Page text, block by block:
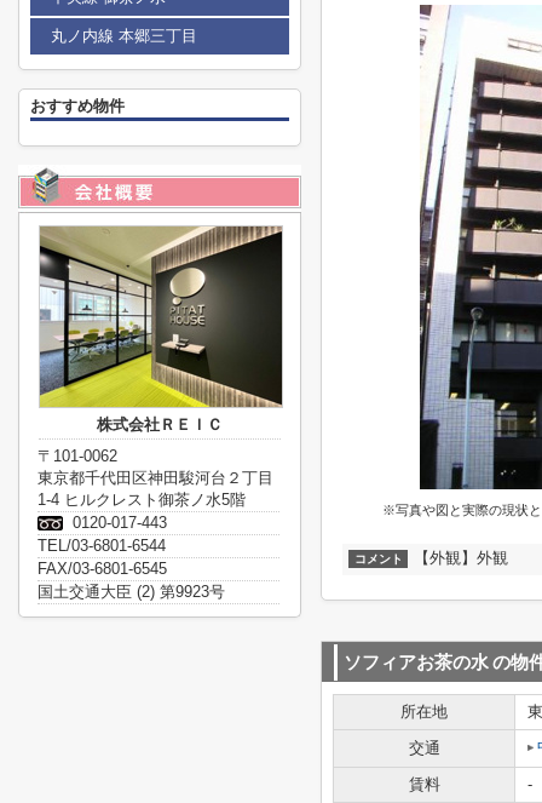
※写真や図と実際の現状
コメント 【外観】外観
ソフィアお茶の水の物
所在地
交通
賃料
-
丸ノ内線 本郷三丁目
おすすめ物件
株式会社ＲＥＩＣ
〒101-0062
東京都千代田区神田駿河台２丁目
1-4 ヒルクレスト御茶ノ水5階
0120-017-443
TEL/03-6801-6544
FAX/03-6801-6545
国土交通大臣 (2) 第9923号